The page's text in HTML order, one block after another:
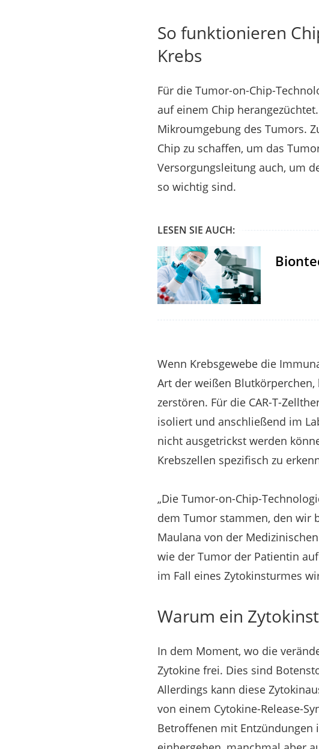
So funktionieren
Krebs
Für die Tumor-on-Chip-
auf einem Chip
Mikroumgebung des Tumors.
Chip zu schaffen, um das
Versorgungsleitung auch, um
so wichtig sind.
LESEN SIE AUCH:
Wenn Krebsgewebe die
Art der weißen
zerstören. Für die CAR-T-
isoliert und anschließend im
nicht ausgetrickst werden
Krebszellen spezifisch zu
„Die Tumor-on-Chip-
dem Tumor stammen, den wir
Maulana von der
wie der Tumor der Patientin
im Fall eines Zytokinsturmes
Warum ein
In dem Moment, wo die
Zytokine frei. Dies sind
Allerdings kann diese
von einem Cytokine-Release-
Betroffenen mit Entzündungen